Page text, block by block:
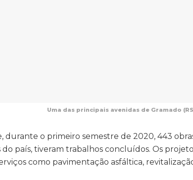
Uma das principais avenidas de Gramado
o primeiro semestre de 2020, 443
país, tiveram trabalhos concluídos. Os
como pavimentação asfáltica,